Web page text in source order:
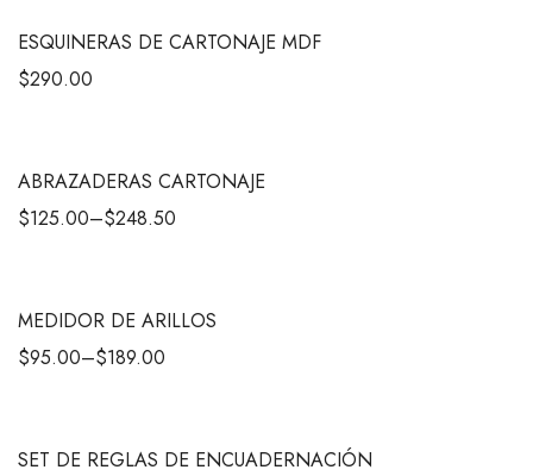
ESQUINERAS DE CARTONAJE MDF
$290.00
ABRAZADERAS CARTONAJE
$125.00–$248.50
MEDIDOR DE ARILLOS
$95.00–$189.00
SET DE REGLAS DE ENCUADERNACIÓN